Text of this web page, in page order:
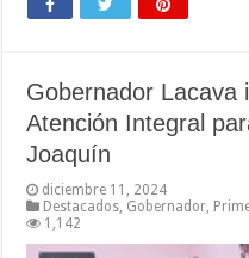
Gobernador Lacava
Atención Integral
Joaquín
diciembre 11, 2024
Destacados, Gobernador,
1,142